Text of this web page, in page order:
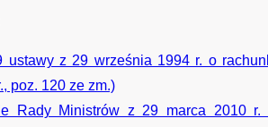
ustawy z 29 września 1994 r. o
poz. 120 ze zm.)
Rady Ministrów z 29 marca 2010